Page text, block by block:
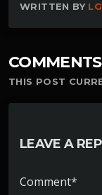
WRITTEN BY
COMMENTS
THIS POST
LEAVE A
Comment*